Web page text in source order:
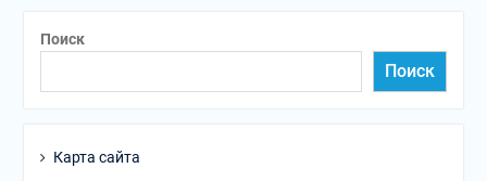
Поиск
Поиск
Карта сайта